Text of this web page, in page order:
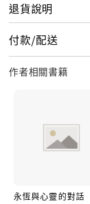
退貨說明
付款/配送
作者相關書籍
永恆與心靈的對話